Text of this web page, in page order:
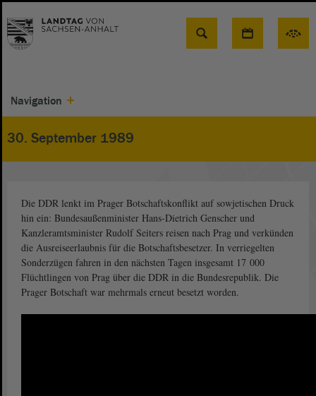
Suche
Navigation
30. September 1989
Die DDR lenkt im Prager Botschaftskonflikt auf sowjetischen Druck
hin ein: Bundesaußenminister Hans-Dietrich Genscher und
Kanzleramtsminister Rudolf Seiters reisen nach Prag und verkünden
die Ausreiseerlaubnis für die Botschaftsbesetzer. In verriegelten
Sonderzügen fahren in den nächsten Tagen insgesamt 17 000
Flüchtlingen von Prag über die DDR in die Bundesrepublik. Die
Prager Botschaft war mehrmals erneut besetzt worden.